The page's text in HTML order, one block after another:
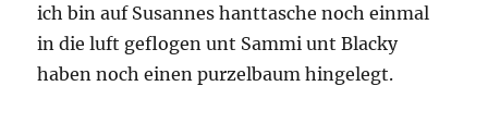
ich bin auf Susannes hanttasche noch einmal
in die luft geflogen unt Sammi unt Blacky
haben noch einen purzelbaum hingelegt.